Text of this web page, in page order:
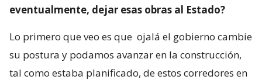
eventualmente, dejar esas obras al Estado?
Lo primero que veo es que ojalá el gobierno cambie
su postura y podamos avanzar en la construcción,
tal como estaba planificado, de estos corredores en